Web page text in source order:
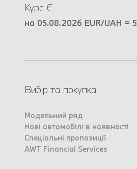
Курс €
на 05.08.2026 EUR/UAH =
Вибір та покупка
Модельний ряд
Нові автомобілі в наявності
Спеціальні пропозиції
AWT Financial Services